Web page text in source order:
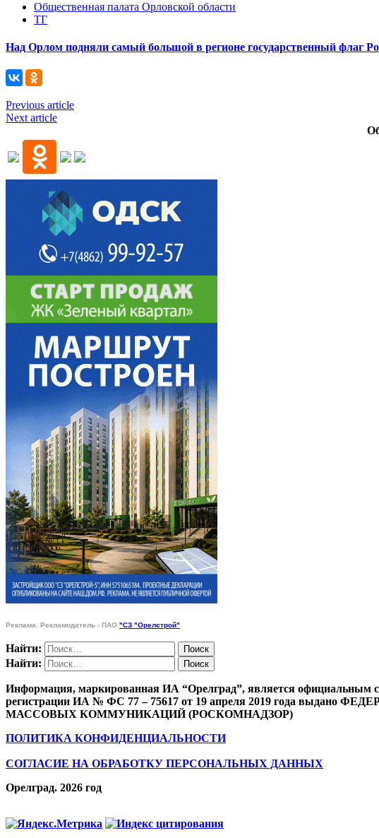
Общественная палата Орловской области
ТГ
Над Орлом подняли самый большой в регионе государственный флаг
Previous article
Next article
Реклама. Рекламодатель - ПАО "СЗ "Орелстрой"
Найти:
Найти:
Информация, маркированная ИА “Орелград”, является официальным
регистрации ИА № ФС 77 – 75617 от 19 апреля 2019 года
МАССОВЫХ КОММУНИКАЦИЙ (РОСКОМНАДЗОР)
ПОЛИТИКА КОНФИДЕНЦИАЛЬНОСТИ
СОГЛАСИЕ НА ОБРАБОТКУ ПЕРСОНАЛЬНЫХ ДАННЫХ
Орелград. 2026 год